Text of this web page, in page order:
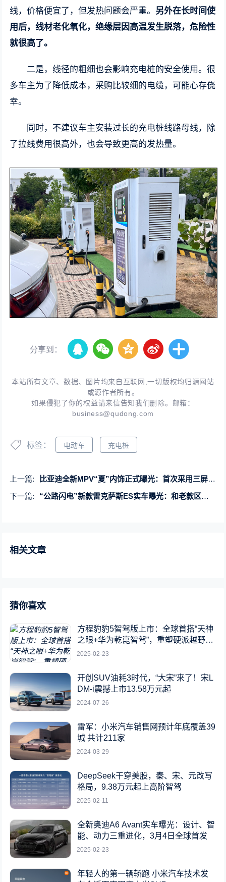
线，价格便宜了，但发热问题会严重。 另外在长时间使
用后，线材老化氧化，绝缘层因高温发生脱落，危险性
就很高了。
二是，线径的粗细也会影响充电桩的安全使用。很
多车主为了降低成本，采购比较细的电缆，可能心存侥
幸。
同时，不建议车主安装过长的充电桩线路母线，除
了拉线费用很高外，也会导致更高的发热量。
分享到：
本站所有文章、数据、图片均来自互联网,一切版权均归源网站
或源作者所有。
如果侵犯了你的权益请来信告知我们删除。邮箱：
business@qudong.com
标签： 电动车 充电桩
上一篇:
比亚迪全新MPV“夏”内饰正式曝光：首次采用三屏设计+怀挡布局
下一篇:
“公路闪电”新款雷克萨斯ES实车曝光：和老款区别只在灯
相关文章
猜你喜欢
方程豹豹5智驾版上市：全球首搭“天神
之眼+华为乾崑智驾”，重塑硬派越野新
标杆
2025-02-23
开创SUV油耗3时代，“大宋”来了！宋L
DM-i震撼上市13.58万元起
2024-07-26
雷军：小米汽车销售网预计年底覆盖39
城 共计211家
2024-03-29
DeepSeek干穿美股，秦、宋、元改写
格局，9.38万元起上高阶智驾
2025-02-11
全新奥迪A6 Avant实车曝光：设计、智
能、动力三重进化，3月4日全球首发
2025-02-23
年轻人的第一辆轿跑 小米汽车技术发